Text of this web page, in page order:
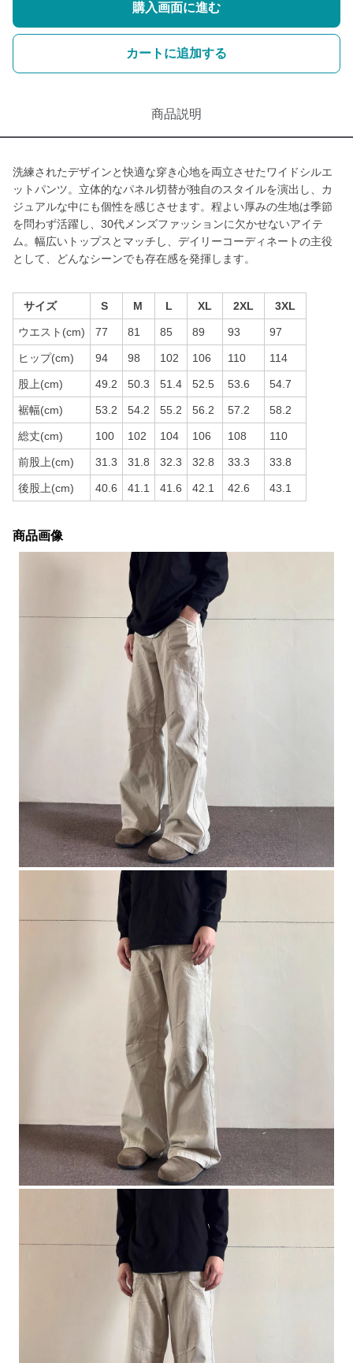
購入画面に進む
カートに追加する
商品説明
洗練されたデザインと快適な穿き心地を両立させたワイドシルエ
ットパンツ。立体的なパネル切替が独自のスタイルを演出し、カ
ジュアルな中にも個性を感じさせます。程よい厚みの生地は季節
を問わず活躍し、30代メンズファッションに欠かせないアイテ
ム。幅広いトップスとマッチし、デイリーコーディネートの主役
として、どんなシーンでも存在感を発揮します。
サイズ S M L XL 2XL 3XL
ウエスト(cm) 77 81 85 89 93 97
ヒップ(cm) 94 98 102 106 110 114
股上(cm) 49.2 50.3 51.4 52.5 53.6 54.7
裾幅(cm) 53.2 54.2 55.2 56.2 57.2 58.2
総丈(cm) 100 102 104 106 108 110
前股上(cm) 31.3 31.8 32.3 32.8 33.3 33.8
後股上(cm) 40.6 41.1 41.6 42.1 42.6 43.1
商品画像